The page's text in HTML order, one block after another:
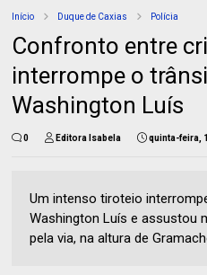
Início Duque de Caxias Polícia
Confronto entre
interrompe o
Washington Luís
0 Editora Isabela quinta-feira,
Um intenso tiroteio
Washington Luís e assustou
pela via, na altura de